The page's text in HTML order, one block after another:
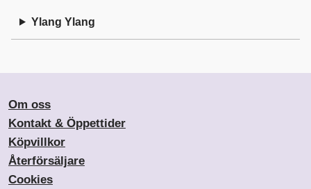
Ylang Ylang
Om oss
Kontakt & Öppettider
Köpvillkor
Återförsäljare
Cookies